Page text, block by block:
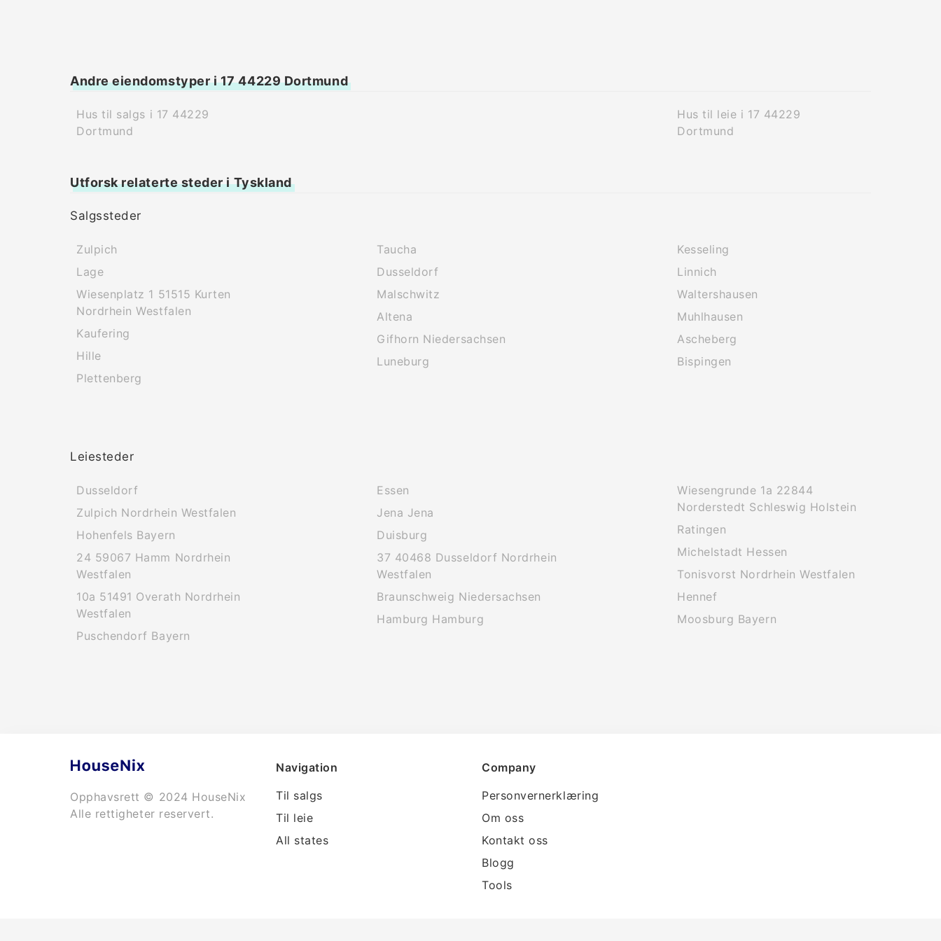
Andre eiendomstyper i 17 44229 Dortmund
Hus til salgs i 17 44229
Dortmund
Hus til leie i 17 44229
Dortmund
Utforsk relaterte steder i Tyskland
Salgssteder
Zulpich
Lage
Wiesenplatz 1 51515 Kurten
Nordrhein Westfalen
Kaufering
Hille
Plettenberg
Taucha
Dusseldorf
Malschwitz
Altena
Gifhorn Niedersachsen
Luneburg
Kesseling
Linnich
Waltershausen
Muhlhausen
Ascheberg
Bispingen
Leiesteder
Dusseldorf
Zulpich Nordrhein Westfalen
Hohenfels Bayern
24 59067 Hamm Nordrhein
Westfalen
10a 51491 Overath Nordrhein
Westfalen
Puschendorf Bayern
Essen
Jena Jena
Duisburg
37 40468 Dusseldorf Nordrhein
Westfalen
Braunschweig Niedersachsen
Hamburg Hamburg
Wiesengrunde 1a 22844
Norderstedt Schleswig Holstein
Ratingen
Michelstadt Hessen
Tonisvorst Nordrhein Westfalen
Hennef
Moosburg Bayern
Opphavsrett © 2024 HouseNix
Alle rettigheter reservert.
Navigation
Til salgs
Til leie
All states
Company
Personvernerklæring
Om oss
Kontakt oss
Blogg
Tools